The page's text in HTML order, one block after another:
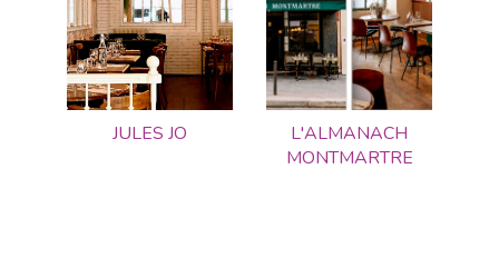
JULES JO
L'ALMANACH
MONTMARTRE